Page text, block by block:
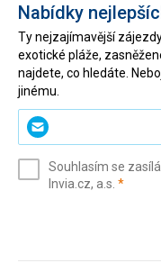
Nabídky
Ty nejzajímavější
exotické pláže,
najdete, co hledáte.
jinému.
Zadejte
svůj
(povinné)
Souhlasím se
Invia.cz, a.s. *